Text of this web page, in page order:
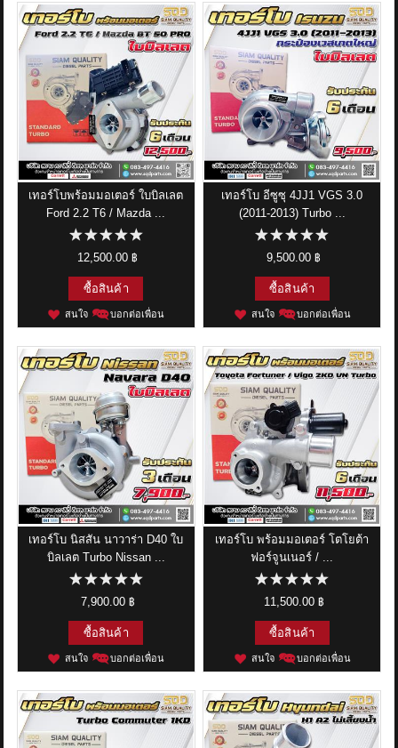
เทอร์โบพร้อมมอเตอร์ ใบบิลเลต
Ford 2.2 T6 / Mazda ...
12,500.00 ฿
ซื้อสินค้า
สนใจ บอกต่อเพื่อน
เทอร์โบ อีซูซุ 4JJ1 VGS 3.0
(2011-2013) Turbo ...
9,500.00 ฿
ซื้อสินค้า
สนใจ บอกต่อเพื่อน
เทอร์โบ นิสสัน นาวาร่า D40 ใบ
บิลเลต Turbo Nissan ...
7,900.00 ฿
ซื้อสินค้า
สนใจ บอกต่อเพื่อน
เทอร์โบ พร้อมมอเตอร์ โตโยต้า
ฟอร์จูนเนอร์ / ...
11,500.00 ฿
ซื้อสินค้า
สนใจ บอกต่อเพื่อน